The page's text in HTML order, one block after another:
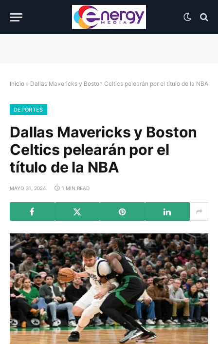
Inicio » Dallas Mavericks y Boston Celtics pelearán por el título de la NBA
DEPORTES
Dallas Mavericks y Boston
Celtics pelearán por el
título de la NBA
MAYO 31, 2024 1 MIN READ